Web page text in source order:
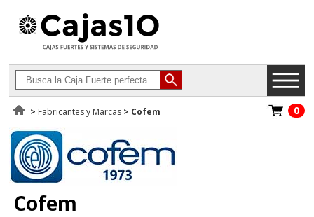
> Fabricantes y Marcas > Cofem 0
Cofem